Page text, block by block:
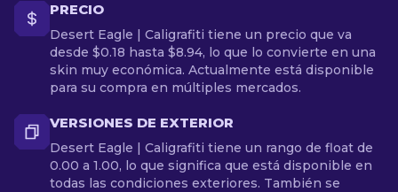
PRECIO
Desert Eagle | Caligrafiti tiene un precio que va
desde $0.18 hasta $8.94, lo que lo convierte en una
skin muy económica. Actualmente está disponible
para su compra en múltiples mercados.
VERSIONES DE EXTERIOR
Desert Eagle | Caligrafiti tiene un rango de float de
0.00 a 1.00, lo que significa que está disponible en
todas las condiciones exteriores. También se